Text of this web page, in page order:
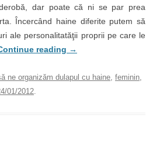
dar poate că ni se par prea
Încercând haine diferite putem să
ale personalitatăţii proprii pe care le
reading →
ne organizăm dulapul cu haine, feminin,
01/2012.